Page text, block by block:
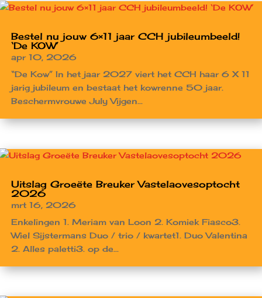
Bestel nu jouw 6×11 jaar CCH jubileumbeeld!
‘De KOW’
apr 10, 2026
“De Kow” In het jaar 2027 viert het CCH haar 6 X 11
jarig jubileum en bestaat het kowrenne 50 jaar.
Beschermvrouwe July Vijgen...
Uitslag Groeëte Breuker Vastelaovesoptocht
2026
mrt 16, 2026
Enkelingen 1. Meriam van Loon 2. Komiek Fiasco3.
Wiel Sijstermans Duo / trio / kwartet1. Duo Valentina
2. Alles paletti3. op de...